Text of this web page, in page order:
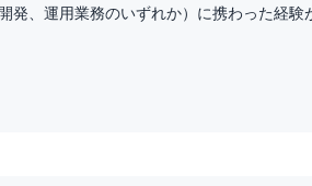
発、運用業務のいずれか）に携わった経験